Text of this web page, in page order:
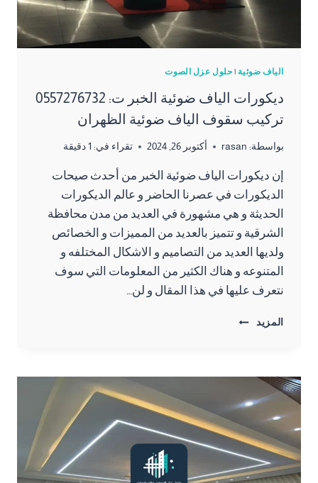
الياف ضوئية | حلول عزل الصوت
ديكورات الياف ضوئية الخبر ت: 0557276732
تركيب سقوف الياف ضوئية الظهران
بواسطة: rasan أكتوبر 26, 2024 تقراء في: دقيقة
إن ديكورات الياف ضوئية الخبر من أحدث صيحات
الديكورات في عصرنا الحاضر و عالم الديكورات
الحديثة و هي مشهورة في العديد من مدن محافظة
الشرقية و تتميز بالعديد من المميزات و الخصائص
ولديها العديد من التصاميم و الاشكال المختلفه و
المتنوعه و هناك الكثير من المعلومات التي سوف
نتعرف عليها في هذا المقال و لن…
المزيد
ديكورات
ت:
تركيب
سقوف
الياف
ضوئية
الظهران